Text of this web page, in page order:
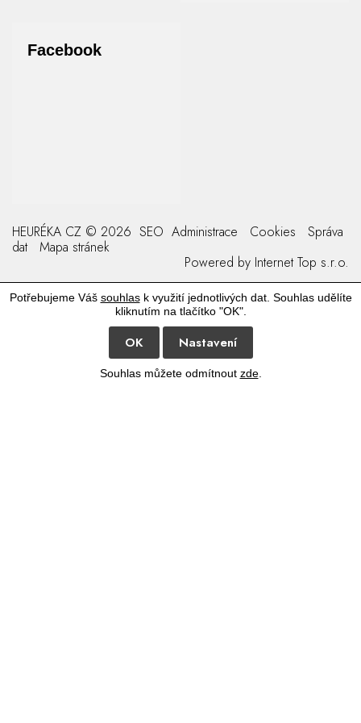
Facebook
HEURÉKA CZ © 2026 SEO Administrace Cookies
Správa
dat
Mapa stránek
Powered by Internet Top s.r.o.
Potřebujeme Váš souhlask využití jednotlivých dat. Souhlas udělíte
kliknutím na tlačítko "OK".
OK Nastavení
Souhlas můžete odmítnout zde.